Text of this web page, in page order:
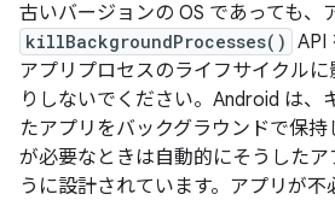
古いバージョンの OS であっても、
killBackgroundProcesses() API
アプリプロセスのライフサイクル
りしないでください。Android は、
たアプリをバックグラウンドで保
が必要なときは自動的にそうした
うに設計されています。アプリが